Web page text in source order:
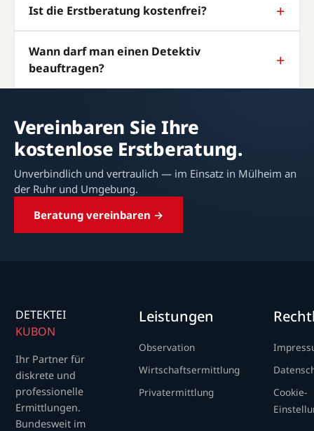
Ist die Erstberatung kostenfrei?
Wann darf man einen Detektiv
beauftragen?
Vereinbaren Sie Ihre
kostenlose Erstberatung.
Unverbindlich und vertraulich — im Einsatz in Mülheim an
der Ruhr und Umgebung.
Beratung vereinbaren →
DETEKTEI
KUBON
Ihr Partner für
diskrete und
professionelle
Ermittlungen.
Bundesweit im
Leistungen
Observation
Wirtschaftsermittlung
Privatermittlung
Cookie-